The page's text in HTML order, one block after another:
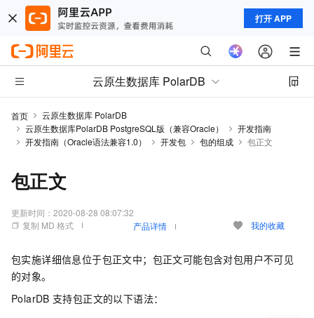
打开 APP
云原生数据库 PolarDB
首页
云原生数据库 PolarDB
云原生数据库PolarDB PostgreSQL版（兼容Oracle）
开发指南
开发指南（Oracle语法兼容1.0）
开发包 包的组成 包正文
包正文
更新时间： 2020-08-28 08:07:32
复制 MD 格式
产品详情 我的收藏
包实施详细信息位于包正文中；包正文可能包含对包用户不可见
的对象。
PolarDB 支持包正文的以下语法：